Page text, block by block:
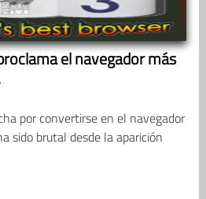
el navegador más
por convertirse en el navegador
sido brutal desde la aparición